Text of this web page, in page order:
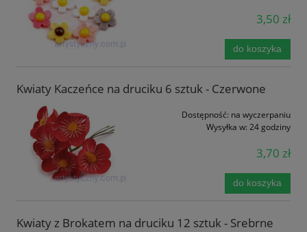
3,50 zł
do koszyka
Kwiaty Kaczeńce na druciku 6 sztuk - Czerwone
Dostępność: na wyczerpaniu
Wysyłka w: 24 godziny
3,70 zł
do koszyka
Kwiaty z Brokatem na druciku 12 sztuk - Srebrne